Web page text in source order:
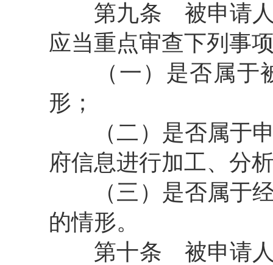
第九条 被申请
应当重点审查下列事
（一）是否属于被
形；
（二）是否属于申
府信息进行加工、分
（三）是否属于经
的情形。
第十条 被申请